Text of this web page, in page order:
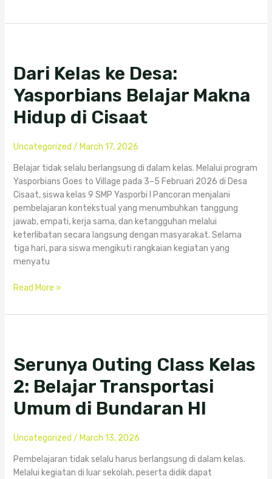
Dari Kelas ke Desa:
Yasporbians Belajar Makna
Hidup di Cisaat
Uncategorized / March 17, 2026
Belajar tidak selalu berlangsung di dalam kelas. Melalui program
Yasporbians Goes to Village pada 3–5 Februari 2026 di Desa
Cisaat, siswa kelas 9 SMP Yasporbi I Pancoran menjalani
pembelajaran kontekstual yang menumbuhkan tanggung
jawab, empati, kerja sama, dan ketangguhan melalui
keterlibatan secara langsung dengan masyarakat. Selama
tiga hari, para siswa mengikuti rangkaian kegiatan yang
menyatu
ke
Desa:
Yasporbians
Belajar
Makna
di
Cisaat
Read More »
Serunya Outing Class Kelas
2: Belajar Transportasi
Umum di Bundaran HI
Uncategorized / March 13, 2026
Pembelajaran tidak selalu harus berlangsung di dalam kelas.
Melalui kegiatan di luar sekolah, peserta didik dapat
Class
Kelas
2:
Belajar
Transportasi
di
Bundaran
HI